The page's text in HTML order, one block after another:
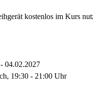
kostenlos im Kurs
04.02.2027
19:30 - 21:00 Uhr